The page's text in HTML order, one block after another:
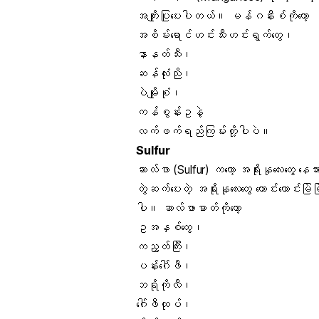
အကျိုးပြုပေးပါတယ်။ မန်ဂနီးစ်ကိုတော့
အစိမ်းရောင်ဟင်းသီးဟင်းရွက်တွေ၊
နာနတ်သီး၊
ဆန်လုံးညို၊
ပဲမျိုးစုံ၊
ကန်စွန်းဥ နဲ့
လက်ဖက်ရည်ကြမ်းတို့ပါပဲ။
Sulfur
ဆာလ်ဖာ (Sulfur) ကတော့ အရိုးနုလေးတွ
တွဲဆက်ပေးတဲ့ အရိုးနုလေးတွေ ကောင်းကေ
ပါ။ ဆာလ်ဖာဓာတ်ကိုတော့
ဥအနှစ်တွေ၊
ကညွတ်ကြီး၊
ပန်းဂေါ်ဖီ၊
ဘရိုကိုလီ၊
ဂေါ်ဖီထုပ်၊